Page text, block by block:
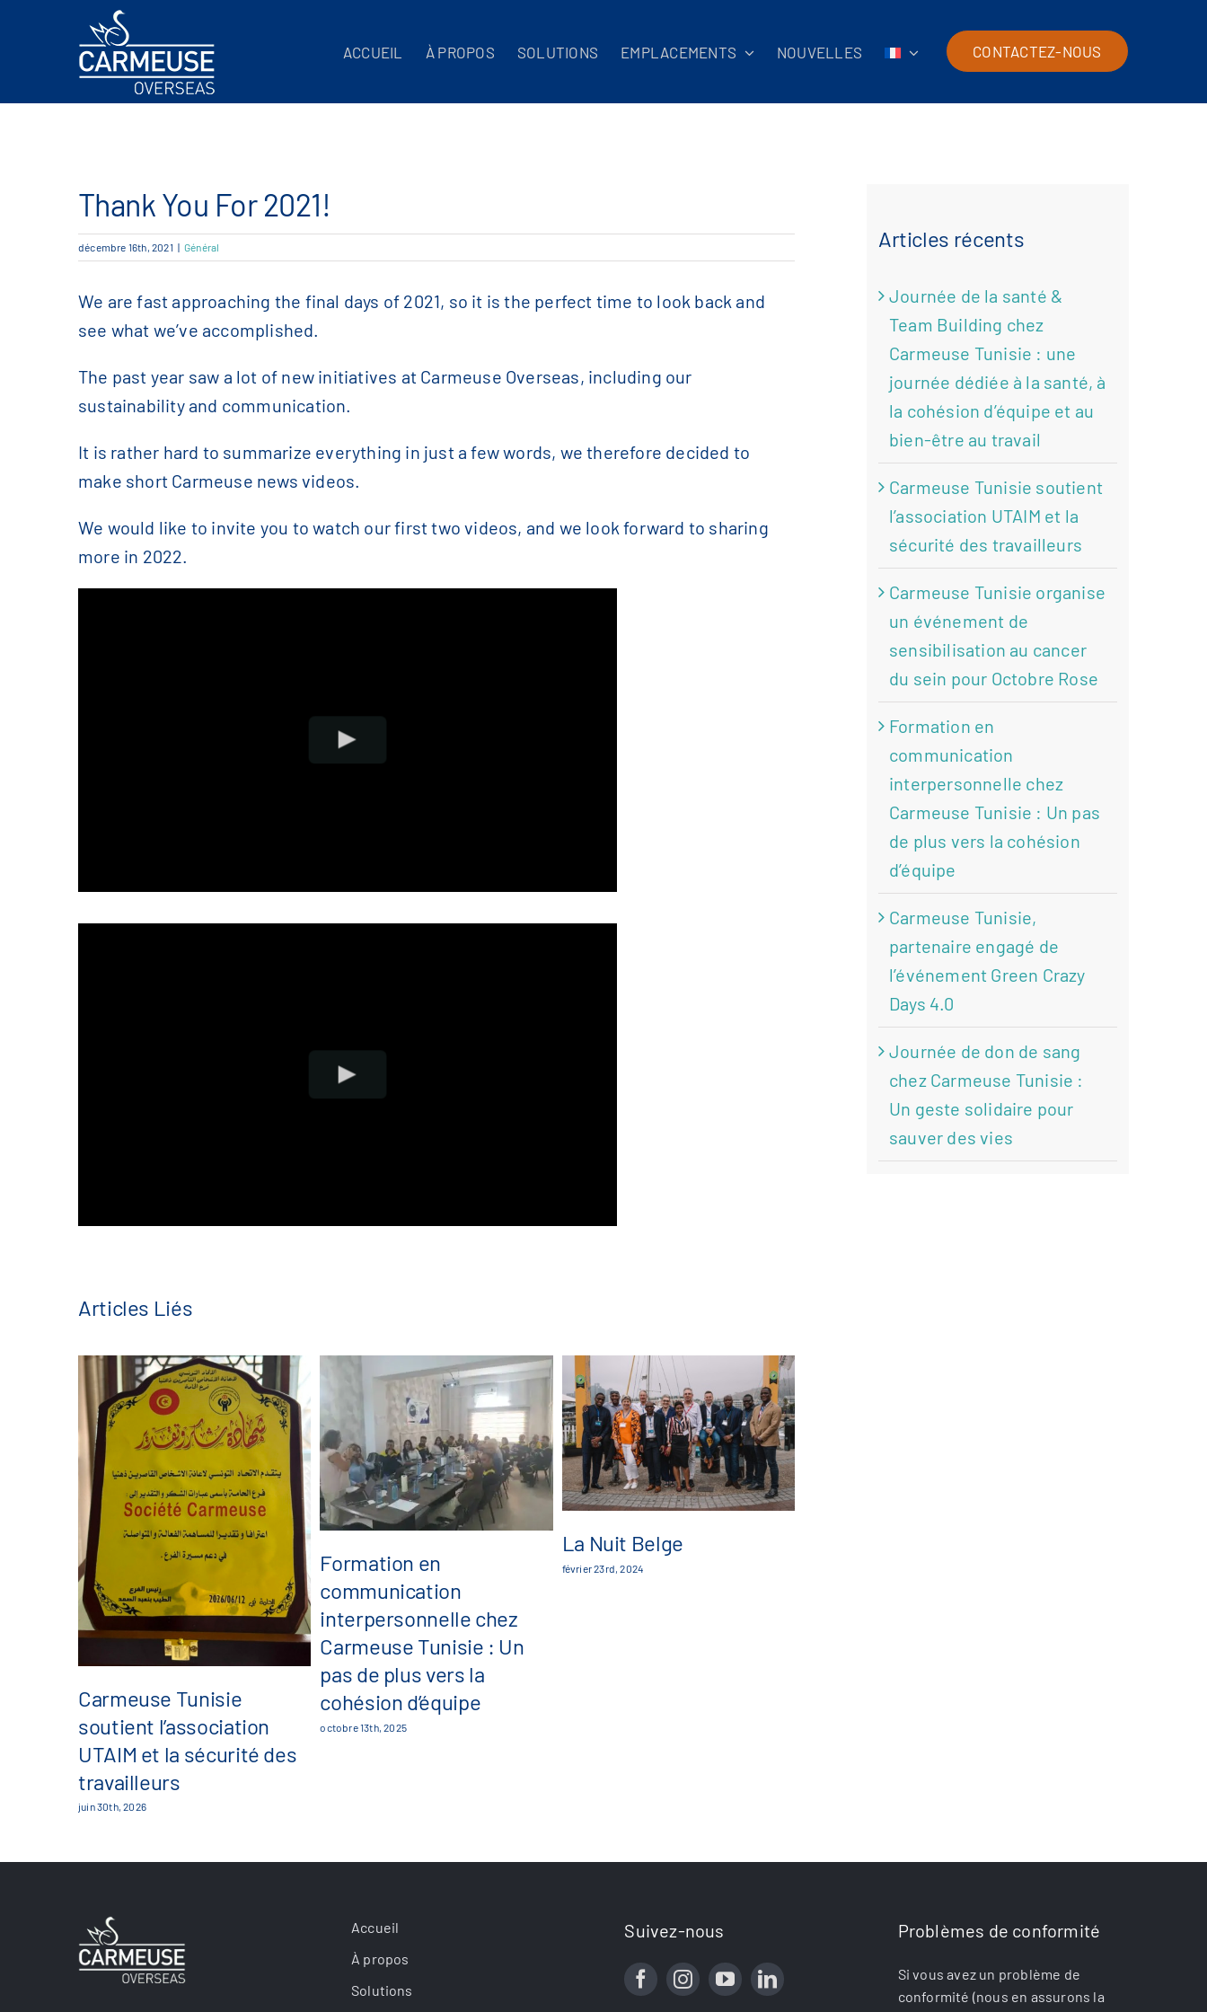
ACCUEIL À PROPOS SOLUTIONS EMPLACEMENTS NOUVELLES CONTACTEZ-NOUS
Thank You For 2021!
décembre 16th, 2021 | Général
We are fast approaching the final days of 2021, so it is the perfect time to look back and
see what we’ve accomplished.
The past year saw a lot of new initiatives at Carmeuse Overseas, including our
sustainability and communication.
It is rather hard to summarize everything in just a few words, we therefore decided to
make short Carmeuse news videos.
We would like to invite you to watch our first two videos, and we look forward to sharing
more in 2022.
Articles Liés
Carmeuse Tunisie
soutient l’association
UTAIM et la sécurité des
travailleurs
juin 30th, 2026
Formation en
communication
interpersonnelle chez
Carmeuse Tunisie : Un
pas de plus vers la
cohésion d’équipe
octobre 13th, 2025
La Nuit Belge
février 23rd, 2024
Articles récents
Journée de la santé &
Team Building chez
Carmeuse Tunisie : une
journée dédiée à la santé, à
la cohésion d’équipe et au
bien-être au travail
Carmeuse Tunisie soutient
l’association UTAIM et la
sécurité des travailleurs
Carmeuse Tunisie organise
un événement de
sensibilisation au cancer
du sein pour Octobre Rose
Formation en
communication
interpersonnelle chez
Carmeuse Tunisie : Un pas
de plus vers la cohésion
d’équipe
Carmeuse Tunisie,
partenaire engagé de
l’événement Green Crazy
Days 4.0
Journée de don de sang
chez Carmeuse Tunisie :
Un geste solidaire pour
sauver des vies
Accueil
À propos
Solutions
Suivez-nous Problèmes de conformité
Si vous avez un problème de
conformité (nous en assurons la